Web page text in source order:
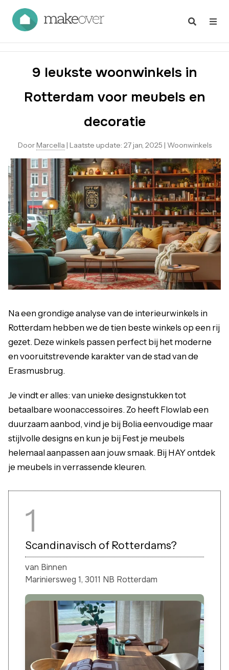
9 leukste woonwinkels in
Rotterdam voor meubels en
decoratie
Door Marcella | Laatste update: 27 jan, 2025 | Woonwinkels
Na een grondige analyse van de interieurwinkels in
Rotterdam hebben we de tien beste winkels op een rij
gezet. Deze winkels passen perfect bij het moderne
en vooruitstrevende karakter van de stad van de
Erasmusbrug.
Je vindt er alles: van unieke designstukken tot
betaalbare woonaccessoires. Zo heeft Flowlab een
duurzaam aanbod, vind je bij Bolia eenvoudige maar
stijlvolle designs en kun je bij Fest je meubels
helemaal aanpassen aan jouw smaak. Bij HAY ontdek
je meubels in verrassende kleuren.
1
Scandinavisch of Rotterdams?
van Binnen
Mariniersweg 1, 3011 NB Rotterdam